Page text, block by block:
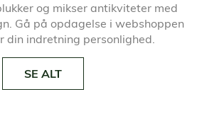
og mikser antikviteter med
Gå på opdagelse i webshoppen
din indretning personlighed.
SE ALT